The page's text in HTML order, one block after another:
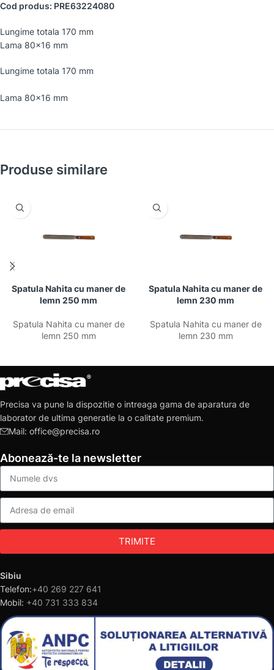
Cod produs: PRE63224080
Lungime totala 170 mm
Lama 80×16 mm
Lungime totala 170 mm
Lama 80×16 mm
Produse similare
Spatula Nahita cu maner de
lemn 250 mm
Spatula Nahita cu maner de
lemn 250 mm
Spatula Nahita cu maner de
lemn 230 mm
Spatula Nahita cu maner de
lemn 230 mm
Precisa va pune la dispozitie o intreaga gama de aparatura de
laborator de ultima generatie la o calitate premium.
Mail: office@precisa.ro
Abonează-te la newsletter
TRIMITE
Sibiu
Telefon:+40 269 227 641
Mobil: +40 731 333 834